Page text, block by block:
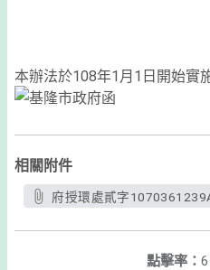
本辦法於108年1月1日開始實
相關附件
府授環處貳字
點擊率：